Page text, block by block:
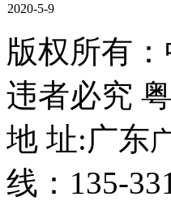
2020-5-9
版权所有：
违者必究
地 址:广东
线：135-